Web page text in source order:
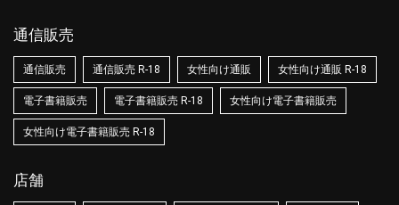
通信販売
通信販売 通信販売 R-18 女性向け通販 女性向け通販 R-18
電子書籍販売 電子書籍販売 R-18 女性向け電子書籍販売
女性向け電子書籍販売 R-18
店舗